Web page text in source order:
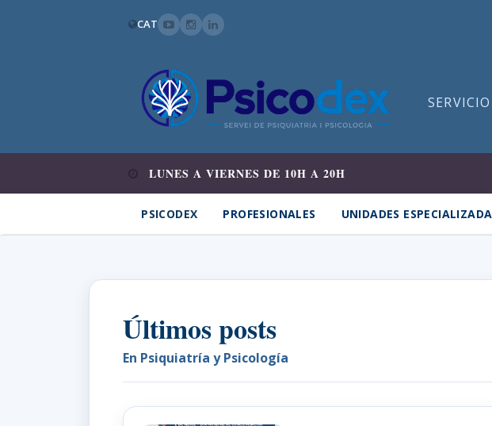
CAT
LUNES A VIERNES DE 10H A 20H
PSICODEX PROFESIONALES UNIDADES
Últimos posts
En Psiquiatría y Psicología